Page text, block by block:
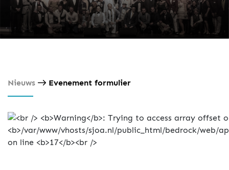
Nieuws Evenement formulier